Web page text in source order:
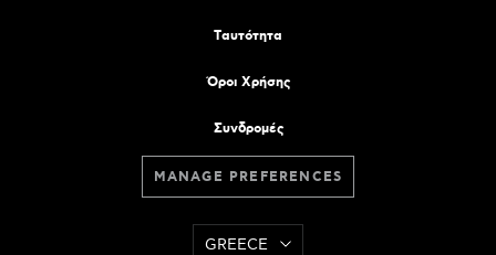
Tαυτότητα
Όροι Χρήσης
Συνδρομές
MANAGE PREFERENCES
GREECE